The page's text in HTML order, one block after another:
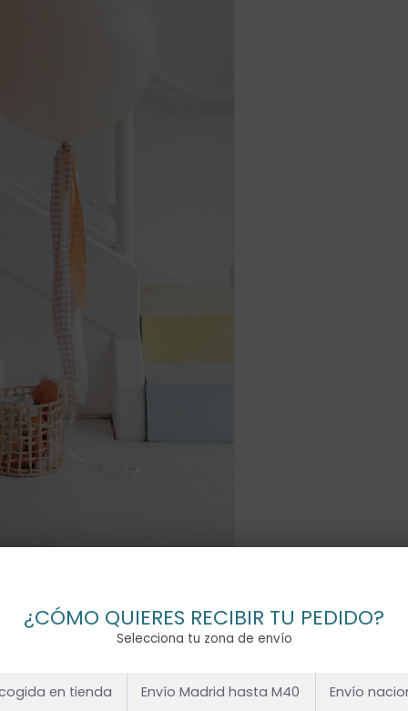
¿CÓMO QUIERES RECIBIR TU PEDIDO?
Selecciona tu zona de envío
en tienda Envío Madrid hasta M40 Envío